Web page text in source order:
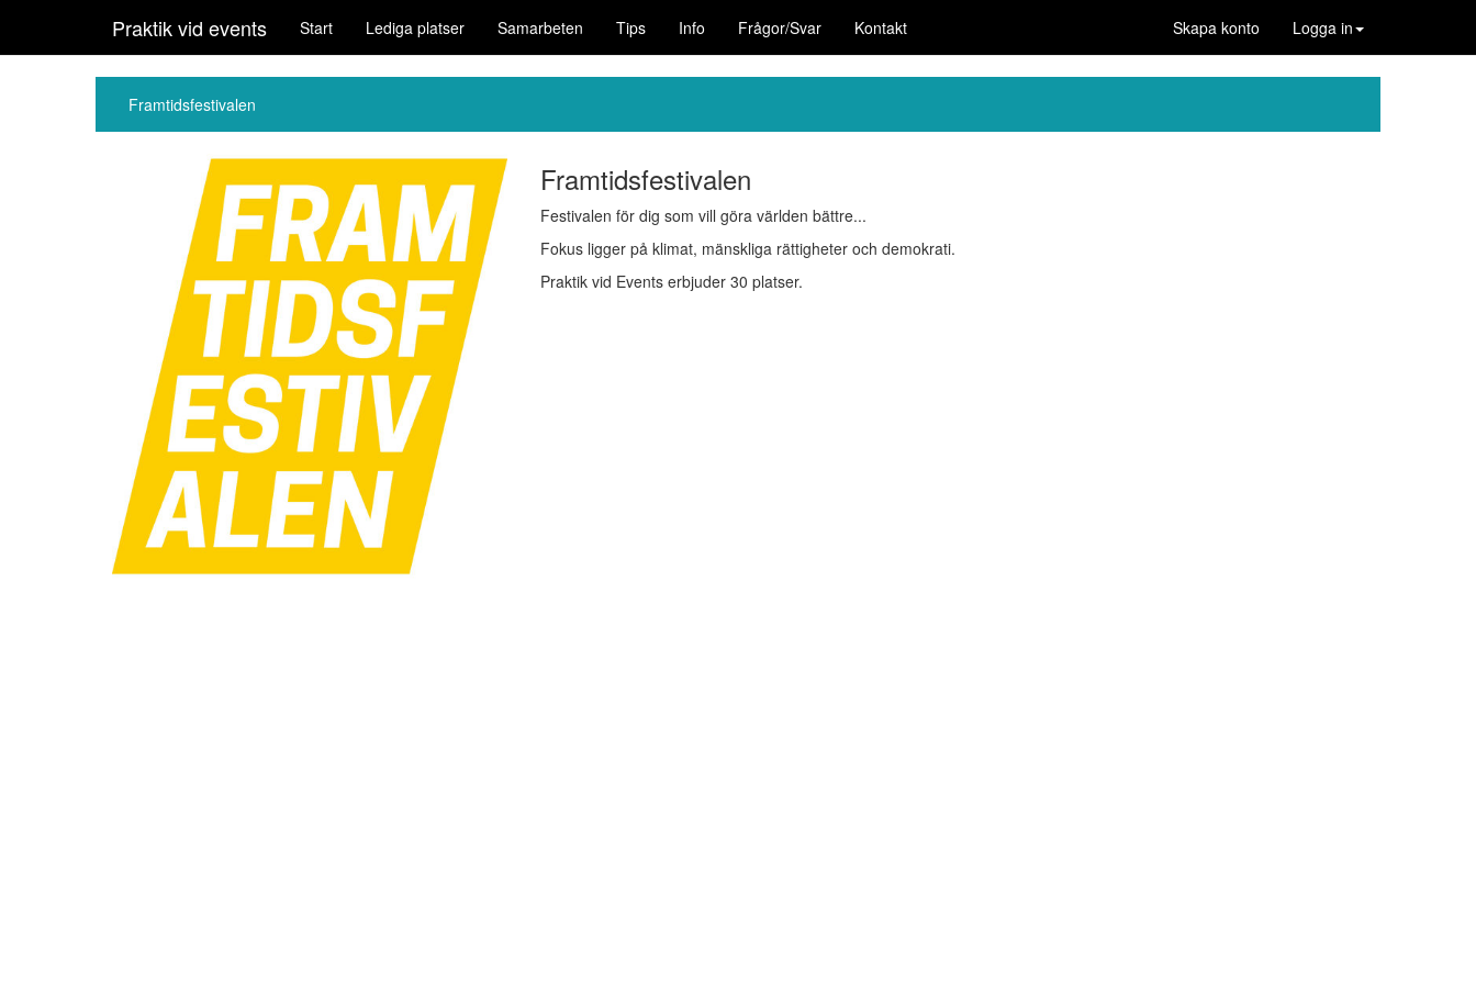
Praktik vid events Start Lediga platser Samarbeten Tips Info Frågor/Svar Kontakt Skapa konto Logga in
Framtidsfestivalen
Framtidsfestivalen
Festivalen för dig som vill göra världen bättre...
Fokus ligger på klimat, mänskliga rättigheter och demokrati.
Praktik vid Events erbjuder 30 platser.